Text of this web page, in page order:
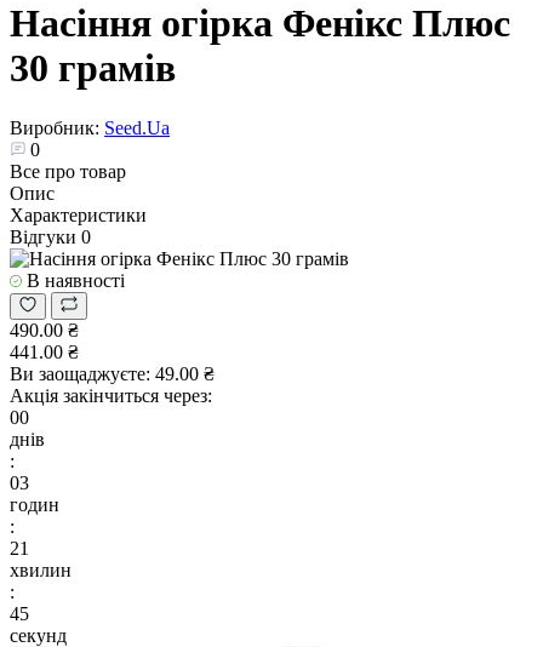
Насіння огірка Фенікс Плюс
30 грамів
Виробник: Seed.Ua
0
Все про товар
Опис
Характеристики
Відгуки 0
В наявності
490.00 ₴
441.00 ₴
Ви заощаджуєте: 49.00 ₴
Акція закінчиться через:
00
днів
:
03
годин
:
21
хвилин
:
44
секунд